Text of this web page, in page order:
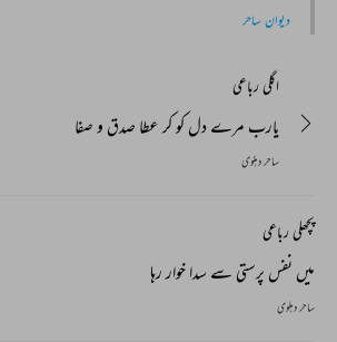
دیوان ساحر
اگلی رباعی
یارب مرے دل کو کر عطا صدق و صفا
ساحر دہلوی
پچھلی رباعی
میں نفس پرستی سے سدا خوار رہا
ساحر دہلوی